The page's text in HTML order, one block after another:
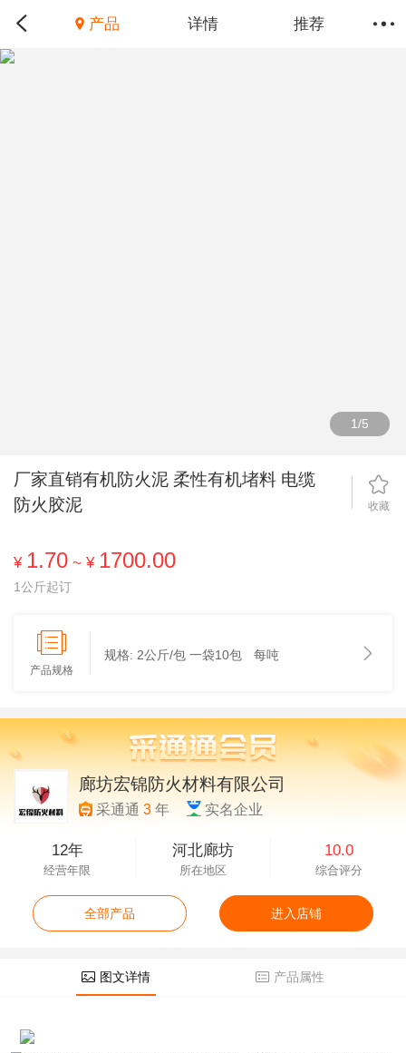
产品 详情 推荐
1/5
厂家直销有机防火泥 柔性有机堵料 电缆
防火胶泥
收藏
¥ 1.70 ~ ¥ 1700.00
1公斤起订
产品规格
规格: 2公斤/包 一袋10包 每吨
廊坊宏锦防火材料有限公司
采通通3 年 实名企业
12年
经营年限
河北廊坊
所在地区
10.0
综合评分
全部产品 进入店铺
图文详情 产品属性